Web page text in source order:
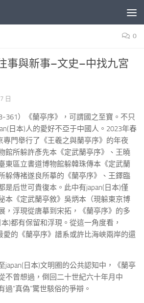
0
事與新事–文史–中找九宮
日
361）《蘭亭序》，可謂國之至寶。不只
日本)人的愛好不亞于中國人。2023年春
專門舉行了《王羲之與蘭亭序》的年夜
館所躲許彥先本《定武蘭亭序》、王曉
東區立書道博物館躲韓珠傳本《定武蘭
躲傳褚遂良所摹的《蘭亭序》、王鐸臨
是后世可貴復本。此中有japan(日本)僅
本《定武蘭亭敘》吳炳本（現躲東京博
，浮現從唐摹到宋拓，《蘭亭序》的多
)都有保留和浮現。從這一角度看，
愛的《蘭亭序》譜系或許比海峽兩岸的還
japan(日本)文明圈的公共認知中，《蘭亭
不曾想過，倒回二十世紀六十年月中
“真偽”驚世駭俗的爭辯。